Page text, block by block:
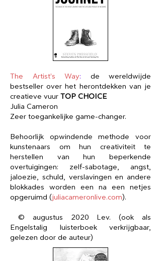
The Artist's Way: de wereldwijde
bestseller over het herontdekken van je
creatieve vuur TOP CHOICE
Julia Cameron
Zeer toegankelijke game-changer.​
Behoorlijk opwindende methode voor
kunstenaars om hun creativiteit te
herstellen van hun beperkende
overtuigingen: zelf-sabotage, angst,
jaloezie, schuld, verslavingen en andere
blokkades worden een na een netjes
opgeruimd (juliacameronlive.com).
© augustus 2020 Lev.​​​​ (ook als
Engelstalig luisterboek verkrijgbaar,
gelezen door de auteur)